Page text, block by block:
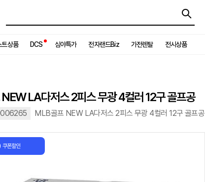
트상품 DCS 심야특가 전자랜드Biz 가전렌탈 전시상품
LA다저스 2피스 무광 4컬러 12구 골프공
MLB골프 NEW LA다저스 2피스 무광 4컬러 12구 골프공
쿠폰할인